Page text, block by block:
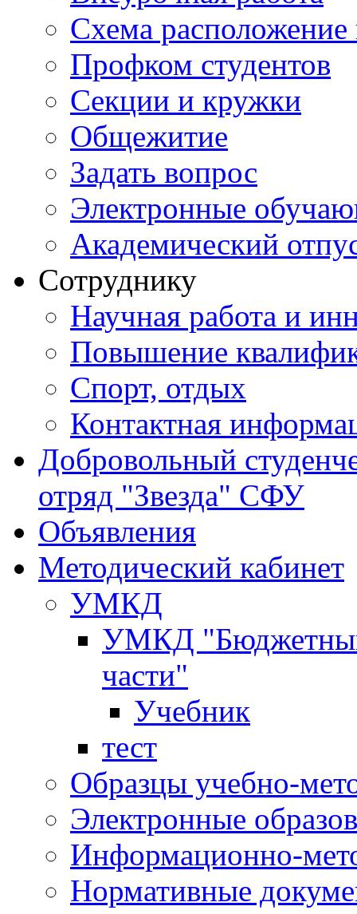
Схема расположение
Профком студентов
Секции и кружки
Общежитие
Задать вопрос
Электронные
Академический
Сотруднику
Научная работа и
Повышение
Спорт, отдых
Контактная
Добровольный
отряд "Звезда" СФУ
Объявления
Методический кабинет
УМКД
УМКД "Бюджетный
части"
Учебник
тест
Образцы учебно-
Электронные
Информационно-
Нормативные